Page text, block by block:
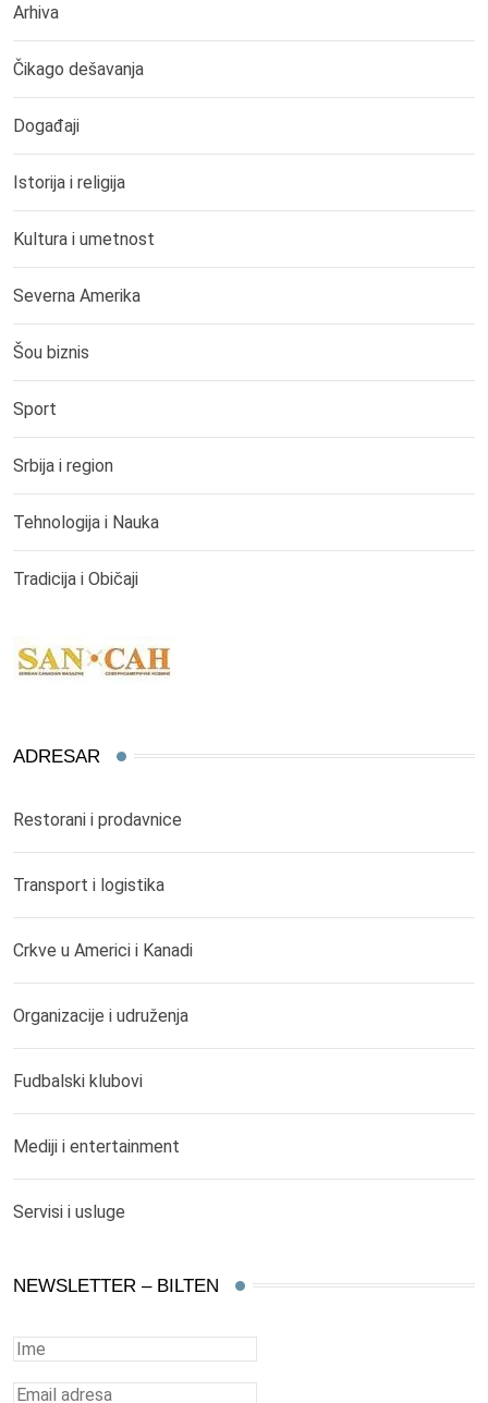
Arhiva
Čikago dešavanja
Događaji
Istorija i religija
Kultura i umetnost
Severna Amerika
Šou biznis
Sport
Srbija i region
Tehnologija i Nauka
Tradicija i Običaji
ADRESAR
Restorani i prodavnice
Transport i logistika
Crkve u Americi i Kanadi
Organizacije i udruženja
Fudbalski klubovi
Mediji i entertainment
Servisi i usluge
NEWSLETTER – BILTEN